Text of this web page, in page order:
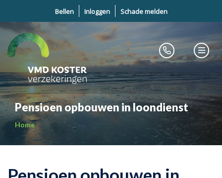
Bellen Inloggen Schade melden
Pensioen opbouwen in loondienst
Home